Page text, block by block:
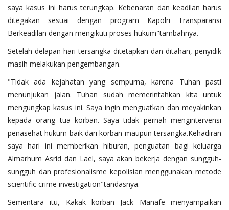
saya kasus ini harus terungkap. Kebenaran dan keadilan harus
ditegakan sesuai dengan program Kapolri Transparansi
Berkeadilan dengan mengikuti proses hukum"tambahnya.
Setelah delapan hari tersangka ditetapkan dan ditahan, penyidik
masih melakukan pengembangan.
"Tidak ada kejahatan yang sempurna, karena Tuhan pasti
menunjukan jalan. Tuhan sudah memerintahkan kita untuk
mengungkap kasus ini. Saya ingin menguatkan dan meyakinkan
kepada orang tua korban. Saya tidak pernah mengintervensi
penasehat hukum baik dari korban maupun tersangka.Kehadiran
saya hari ini memberikan hiburan, penguatan bagi keluarga
Almarhum Asrid dan Lael, saya akan bekerja dengan sungguh-
sungguh dan profesionalisme kepolisian menggunakan metode
scientific crime investigation"tandasnya.
Sementara itu, Kakak korban Jack Manafe menyampaikan